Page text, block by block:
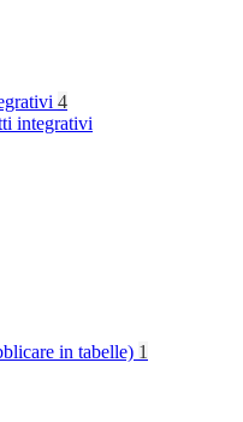
4
integrativi
in tabelle) 1